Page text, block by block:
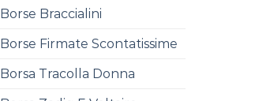
Borse Braccialini
Borse Firmate Scontatissime
Borsa Tracolla Donna